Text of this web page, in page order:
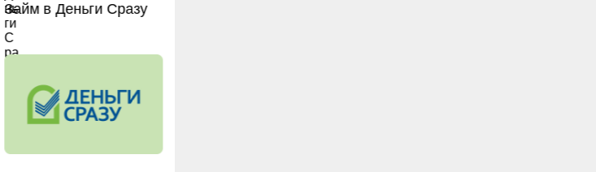
Займ в Деньги Сразу